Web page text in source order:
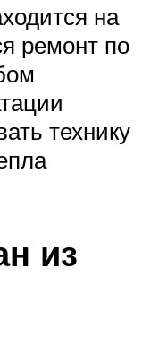
на
ремонт по
технику
из